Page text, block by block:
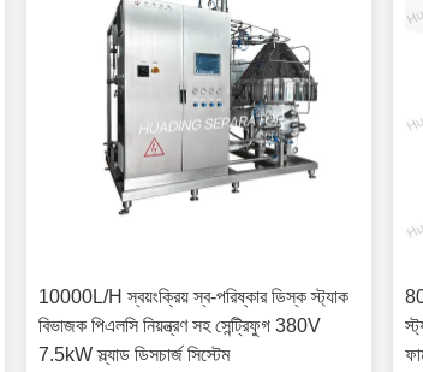
10000L/H স্বয়ংক্রিয় স্ব-পরিষ্কার ডিস্ক স্ট্যাক
বিভাজক পিএলসি নিয়ন্ত্রণ সহ সেন্ট্রিফুগ 380V
7.5kW স্ল্যাড ডিসচার্জ সিস্টেম